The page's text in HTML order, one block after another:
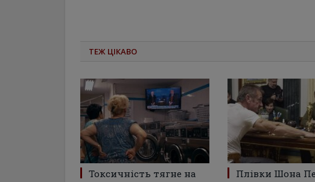
ТЕЖ ЦІКАВО
Токсичність тягне на
Плівки Шона